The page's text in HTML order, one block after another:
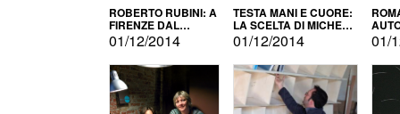
ROBERTO RUBINI: A
FIRENZE DAL
PRODOTTO ALLA
PROMOZIONE
01/12/2014
TESTA MANI E CUORE:
LA SCELTA DI MICHELE
BARBERIO
01/12/2014 01/